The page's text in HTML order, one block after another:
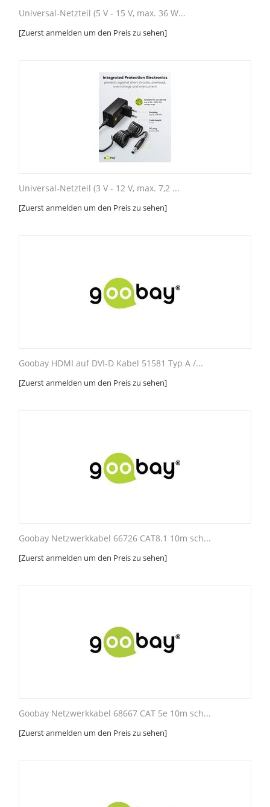
Universal-Netzteil (5 V - 15 V, max. 36 W...
[Zuerst anmelden um den Preis zu sehen]
Universal-Netzteil (3 V - 12 V, max. 7,2 ...
[Zuerst anmelden um den Preis zu sehen]
Goobay HDMI auf DVI-D Kabel 51581 Typ A /...
[Zuerst anmelden um den Preis zu sehen]
Goobay Netzwerkkabel 66726 CAT8.1 10m sch...
[Zuerst anmelden um den Preis zu sehen]
Goobay Netzwerkkabel 68667 CAT 5e 10m sch...
[Zuerst anmelden um den Preis zu sehen]